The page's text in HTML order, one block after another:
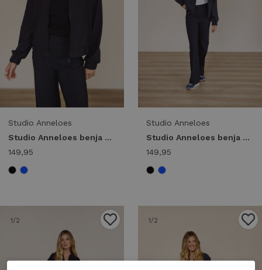
Studio Anneloes
Studio Anneloes benja bomber jacket 94844 Jackets 9000 black
149,95
Studio Anneloes
Studio Anneloes benja bomber jacket 94844 Jackets 6900 dark blue
149,95
1/2 1/2